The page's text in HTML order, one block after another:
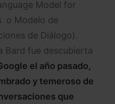
Model for
o Modelo de
de Diálogo).
Bard fue descubierta
el año pasado,
y temeroso de
que